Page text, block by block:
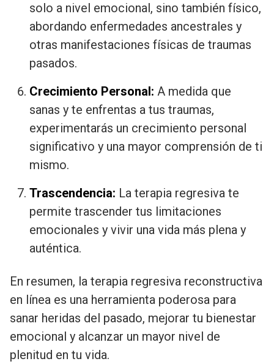
solo a nivel emocional, sino también físico,
abordando enfermedades ancestrales y
otras manifestaciones físicas de traumas
pasados.
Crecimiento Personal: A medida que
sanas y te enfrentas a tus traumas,
experimentarás un crecimiento personal
significativo y una mayor comprensión de ti
mismo.
Trascendencia: La terapia regresiva te
permite trascender tus limitaciones
emocionales y vivir una vida más plena y
auténtica.
En resumen, la terapia regresiva reconstructiva
en línea es una herramienta poderosa para
sanar heridas del pasado, mejorar tu bienestar
emocional y alcanzar un mayor nivel de
plenitud en tu vida.